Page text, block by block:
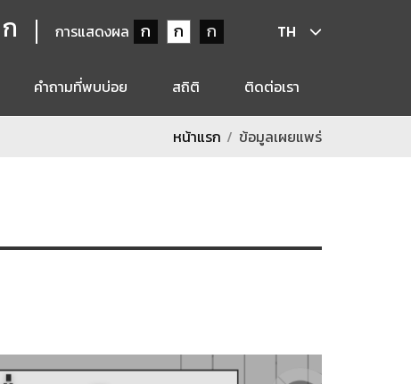
ก การแสดงผล ก ก ก TH
คำถามที่พบบ่อย สถิติ ติดต่อเรา
หน้าแรก ข้อมูลเผยแพร่